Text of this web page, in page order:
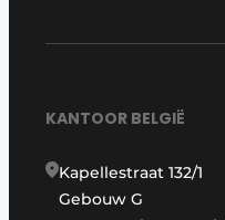
KANTOOR BELGIË
Kapellestraat 132/1
Gebouw G